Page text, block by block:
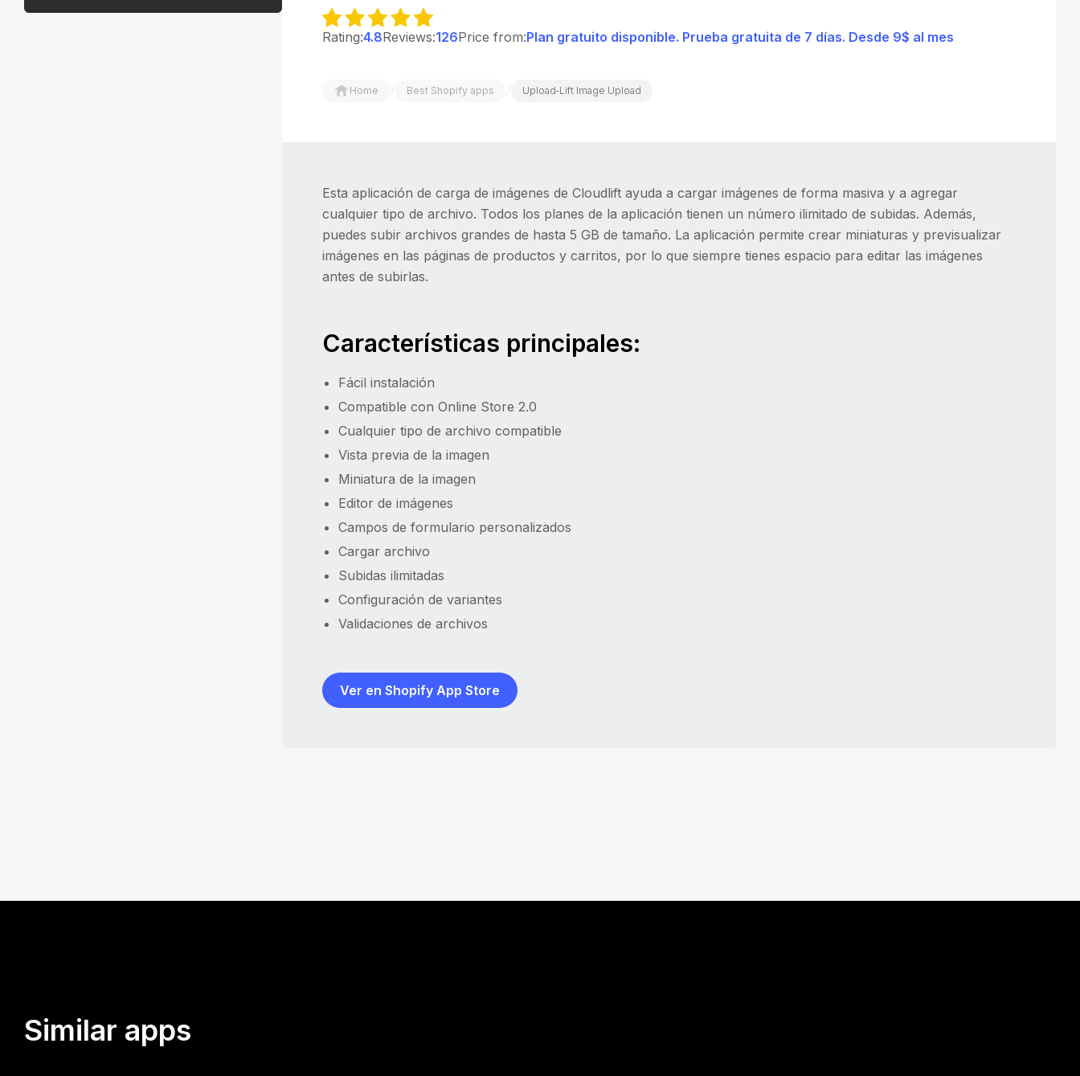
Rating:4.8Reviews:126Price from:Plan gratuito disponible. Prueba gratuita de 7 días. Desde 9$ al mes
Home / Best Shopify apps / Upload‑Lift Image Upload
Esta aplicación de carga de imágenes de Cloudlift ayuda a cargar imágenes de forma masiva y a agregar
cualquier tipo de archivo. Todos los planes de la aplicación tienen un número ilimitado de subidas. Además,
puedes subir archivos grandes de hasta 5 GB de tamaño. La aplicación permite crear miniaturas y previsualizar
imágenes en las páginas de productos y carritos, por lo que siempre tienes espacio para editar las imágenes
antes de subirlas.
Características principales:
Fácil instalación
Compatible con Online Store 2.0
Cualquier tipo de archivo compatible
Vista previa de la imagen
Miniatura de la imagen
Editor de imágenes
Campos de formulario personalizados
Cargar archivo
Subidas ilimitadas
Configuración de variantes
Validaciones de archivos
Ver en Shopify App Store
Similar apps